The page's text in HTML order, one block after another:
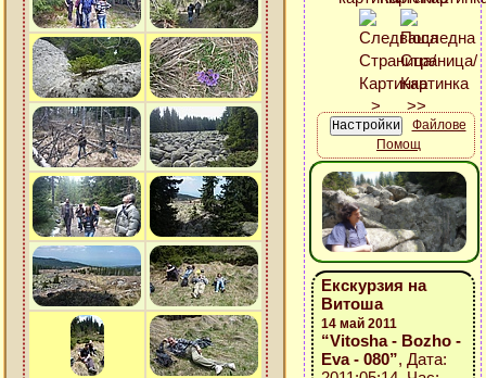
Файлове
Помощ
Екскурзия на
Витоша
14 май 2011
“Vitosha - Bozho -
Eva - 080”, Дата: